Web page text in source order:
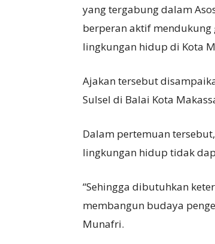
yang tergabung dalam
berperan aktif
lingkungan hidup di Kota
Ajakan tersebut
Sulsel di Balai Kota
Dalam pertemuan
lingkungan hidup tidak
“Sehingga dibutuhkan
membangun budaya
Munafri.